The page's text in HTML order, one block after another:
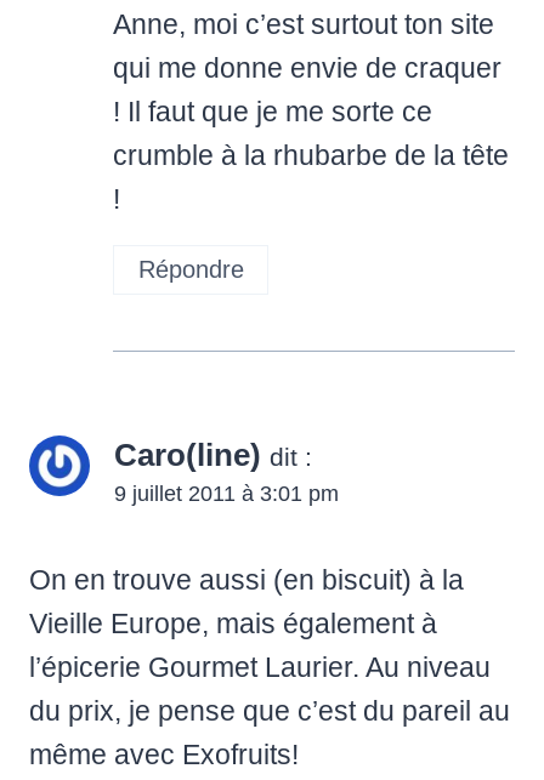
Anne, moi c’est surtout ton site
qui me donne envie de craquer
! Il faut que je me sorte ce
crumble à la rhubarbe de la tête
!
Répondre
Caro(line) dit :
9 juillet 2011 à 3:01 pm
On en trouve aussi (en biscuit) à la
Vieille Europe, mais également à
l’épicerie Gourmet Laurier. Au niveau
du prix, je pense que c’est du pareil au
même avec Exofruits!